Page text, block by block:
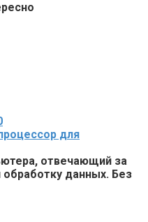
для
отвечающий за
данных. Без